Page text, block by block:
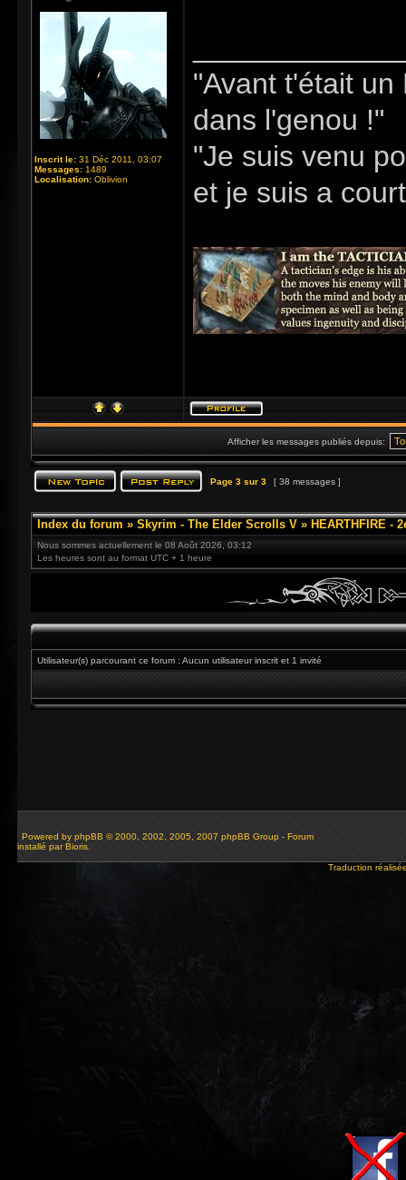
Inscrit le: 31 Déc 2011, 03:07
Messages: 1489
Localisation: Oblivion
"Avant t'était
dans l'genou !"
"Je suis venu
et je suis a
Afficher les messages publiés depuis:
Page 3 sur 3 [ 38 messages ]
Index du forum » Skyrim - The Elder Scrolls V » HEARTHFIRE -
Nous sommes actuellement le 08 Août 2026, 03:12
Les heures sont au format UTC + 1 heure
Utilisateur(s) parcourant ce forum : Aucun utilisateur inscrit et 1 invité
Powered by phpBB © 2000, 2002, 2005, 2007 phpBB Group - Forum
installé par Bioris.
Traduction